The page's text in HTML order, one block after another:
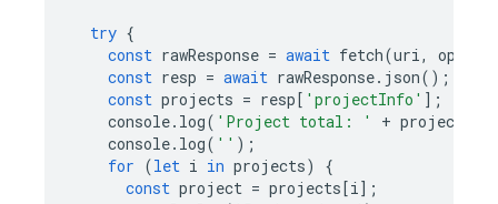
try {
const rawResponse = await fetch(uri,
const resp = await rawResponse. json();
const projects = resp[ 'projectInfo' ];
console. log( 'Project total: ' + projects
console. log( '' );
for (let i in projects)
{
const project = projects[i];